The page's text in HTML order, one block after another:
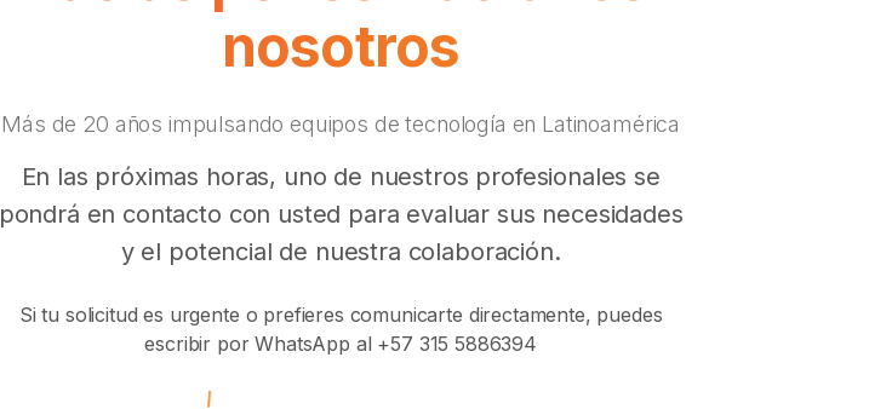
nosotros
Más de 20 años impulsando equipos de tecnología en Latinoamérica
En las próximas horas, uno de nuestros profesionales se
pondrá en contacto con usted para evaluar sus necesidades
y el potencial de nuestra colaboración.
Si tu solicitud es urgente o prefieres comunicarte directamente, puedes
escribir por WhatsApp al +57 315 5886394